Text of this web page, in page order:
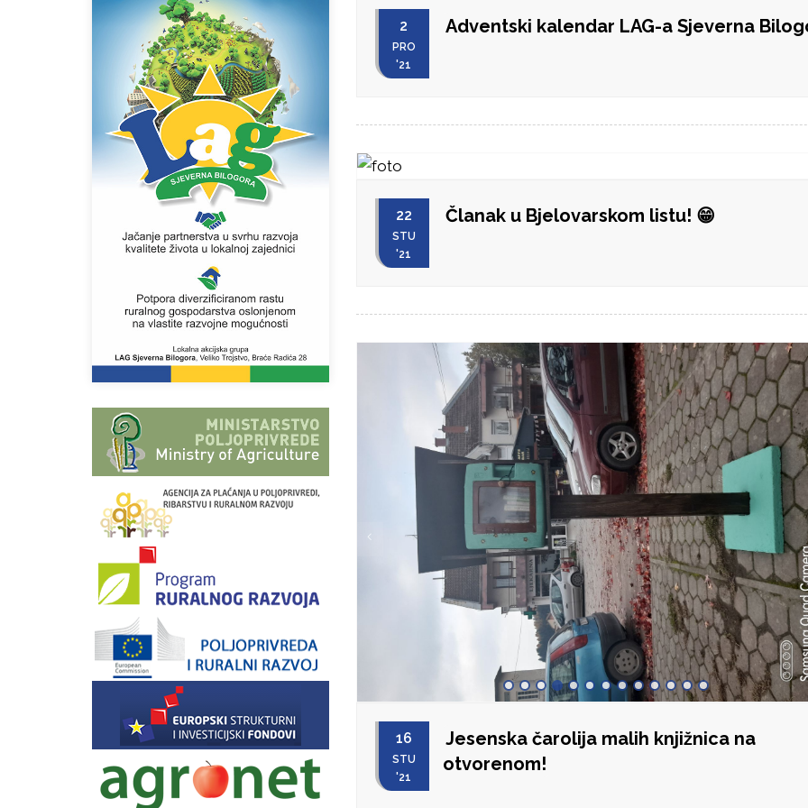
2
PRO
'21
Adventski kalendar LAG-a Sjeverna
22
STU
'21
Članak u Bjelovarskom listu! 😁
16
STU
'21
Jesenska čarolija malih knjižnica na
otvorenom!